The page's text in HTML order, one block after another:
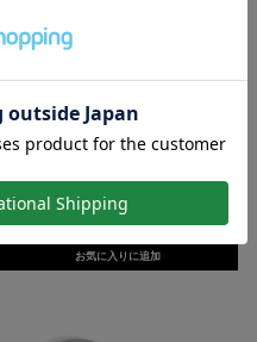
コラボレーショントグルブレスレ
ット Suman Dhakhw...
価格：97,900円(税込)